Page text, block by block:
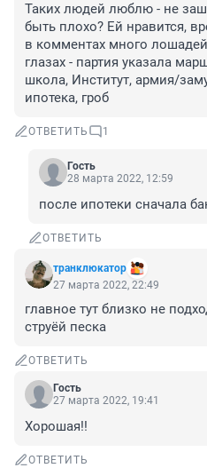
Таких людей люблю - не
быть плохо? Ей нравится,
в комментах много
глазах - партия указала
школа, Институт, армия/
ипотека, гроб
ОТВЕТИТЬ 1
Гость
28 марта 2022, 12:59
после ипотеки сначала
ОТВЕТИТЬ
транклюкатор
27 марта 2022, 22:49
главное тут близко не
струёй песка
ОТВЕТИТЬ
Гость
27 марта 2022, 19:41
Хорошая!!
ОТВЕТИТЬ